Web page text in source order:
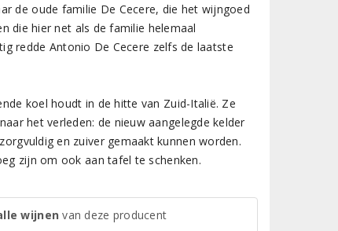
de oude familie De Cecere, die het wijngoed
die hier net als de familie helemaal
redde Antonio De Cecere zelfs de laatste
koel houdt in de hitte van Zuid-Italië. Ze
het verleden: de nieuw aangelegde kelder
en zuiver gemaakt kunnen worden.
zijn om ook aan tafel te schenken.
wijnen van deze producent